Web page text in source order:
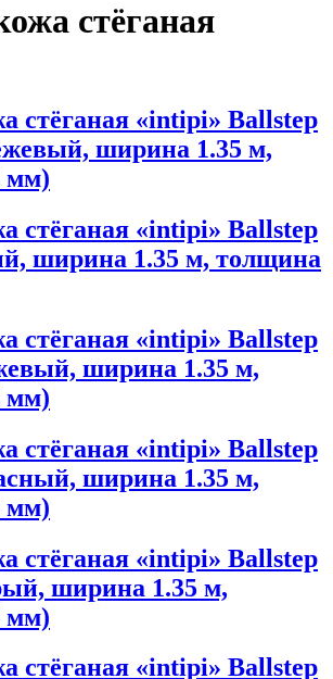
стёганая
стёганая «intipi» Ballstep
ширина 1.35 м,
мм)
стёганая «intipi» Ballstep
ширина 1.35 м, толщина
стёганая «intipi» Ballstep
ширина 1.35 м,
мм)
стёганая «intipi» Ballstep
ширина 1.35 м,
мм)
стёганая «intipi» Ballstep
ширина 1.35 м,
мм)
стёганая «intipi» Ballstep